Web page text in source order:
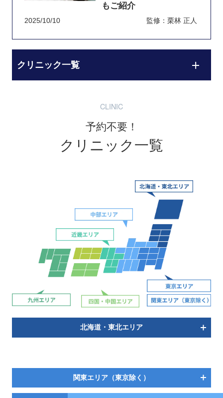
もご紹介
2025/10/10 監修：栗林 正人
クリニック一覧
CLINIC
予約不要！
クリニック一覧
関東エリア（東京除く）
北海道・東北エリア